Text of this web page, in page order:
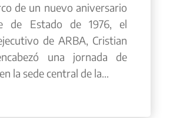
de un nuevo aniversario
de Estado de 1976, el
de ARBA, Cristian
una jornada de
la sede central de la...